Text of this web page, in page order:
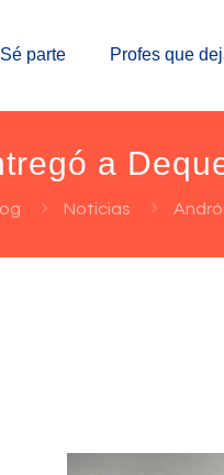
Sé parte Profes que
a
Noticias